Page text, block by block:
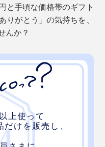
と手頃な価格帯のギフト
りがとう」の気持ちを、
んか？